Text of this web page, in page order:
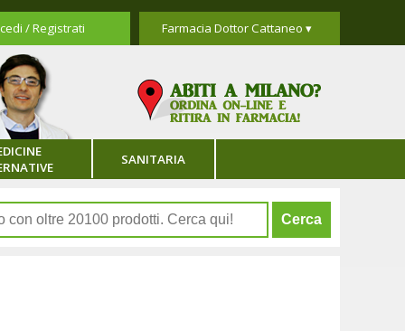
Farmacia Dottor Cattaneo ▾
/ Registrati
SANITARIA